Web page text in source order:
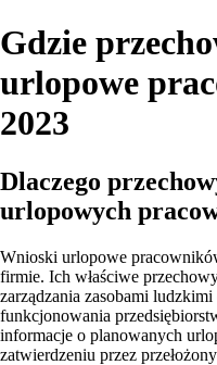
Gdzie
urlopowe
2023
Dlaczego
urlopowych
Wnioski urlopowe
firmie. Ich właściwe
zarządzania zasobami
funkcjonowania
informacje o planowanych
zatwierdzeniu przez